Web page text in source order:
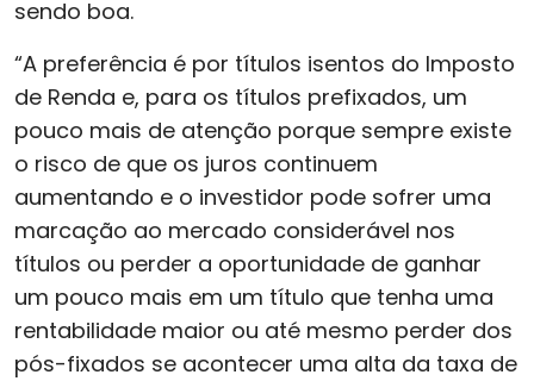
sendo boa.
“A preferência é por títulos isentos do Imposto
de Renda e, para os títulos prefixados, um
pouco mais de atenção porque sempre existe
o risco de que os juros continuem
aumentando e o investidor pode sofrer uma
marcação ao mercado considerável nos
títulos ou perder a oportunidade de ganhar
um pouco mais em um título que tenha uma
rentabilidade maior ou até mesmo perder dos
pós-fixados se acontecer uma alta da taxa de